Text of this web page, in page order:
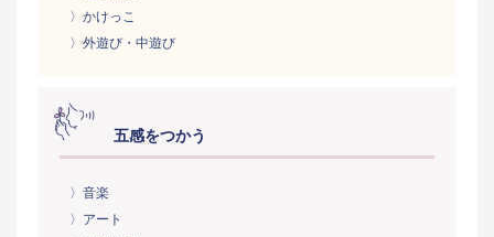
〉かけっこ
〉外遊び・中遊び
五感をつかう
〉音楽
〉アート